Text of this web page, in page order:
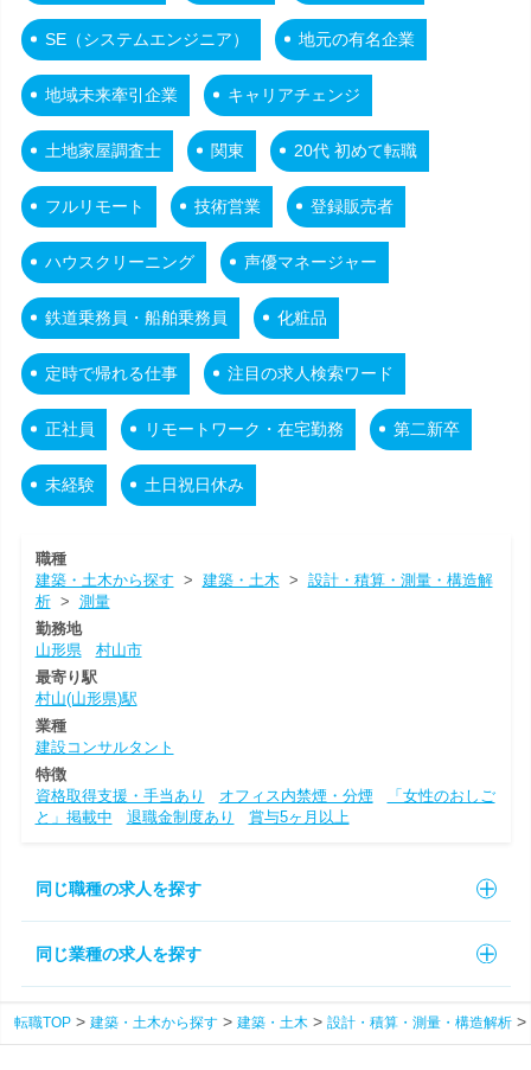
SE（システムエンジニア） 地元の有名企業
地域未来牽引企業 キャリアチェンジ
土地家屋調査士 関東 20代 初めて転職
フルリモート 技術営業 登録販売者
ハウスクリーニング 声優マネージャー
鉄道乗務員・船舶乗務員 化粧品
定時で帰れる仕事 注目の求人検索ワード
正社員 リモートワーク・在宅勤務 第二新卒
未経験 土日祝日休み
職種
建築・土木から探す > 建築・土木 > 設計・積算・測量・構造解
析> 測量
勤務地
山形県
村山市
最寄り駅
村山(山形県)駅
業種
建設コンサルタント
特徴
資格取得支援・手当あり
オフィス内禁煙・分煙
「女性のおしご
と」掲載中
退職金制度あり 賞与5ヶ月以上
同じ職種の求人を探す
同じ業種の求人を探す
転職TOP 建築・土木から探す 建築・土木 設計・積算・測量・構造解析